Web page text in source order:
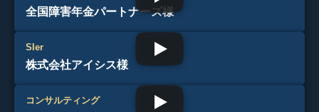
全国障害年金パートナーズ様
SIer
株式会社アイシス様
コンサルティング